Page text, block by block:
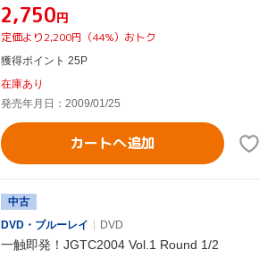
¥2,750円
定価より2,200円（44%）おトク
獲得ポイント 25P
在庫あり
発売年月日：2009/01/25
カートへ追加
中古
DVD・ブルーレイ
DVD
一触即発！JGTC2004 Vol.1 Round 1/2